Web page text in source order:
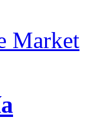
Market